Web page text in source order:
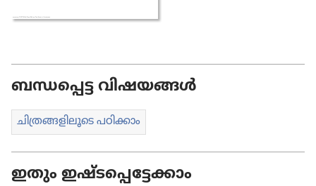
ബന്ധപ്പെട്ട വിഷയങ്ങൾ
ചിത്ര​ങ്ങ​ളി​ലൂ​ടെ പഠിക്കാം
ഇതും ഇഷ്ടപ്പെട്ടേക്കാം